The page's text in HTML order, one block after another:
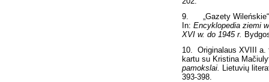
9. „Gazety Wileńskie“;
In: Encyklopedia ziemi
XVI w. do 1945 r.
10. Originalaus XVIII a.
kartu su Kristina
pamokslai.
Lietuvių
393-398.